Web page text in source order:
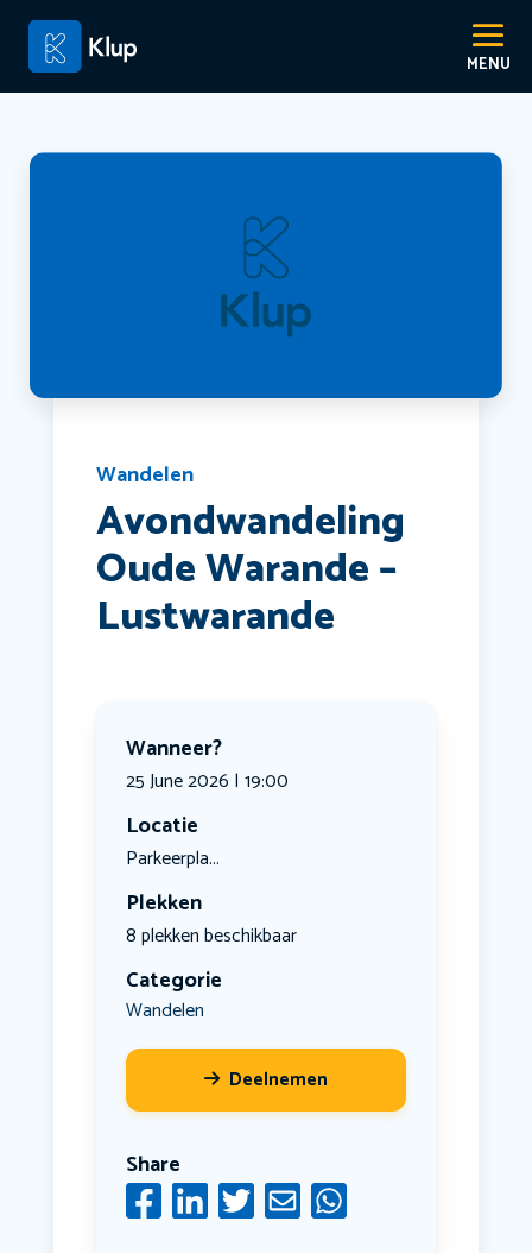
Wandelen
Avondwandeling
Oude Warande –
Lustwarande
Wanneer?
25 June 2026 | 19:00
Locatie
Parkeerpla...
Plekken
8 plekken beschikbaar
Categorie
Wandelen
Deelnemen
Share